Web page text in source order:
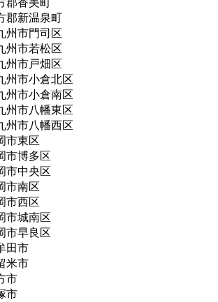
郡新温泉町
州市門司区
州市若松区
州市戸畑区
州市小倉北区
州市小倉南区
州市八幡東区
州市八幡西区
市東区
市博多区
市中央区
市南区
市西区
市城南区
市早良区
田市
米市
市
市